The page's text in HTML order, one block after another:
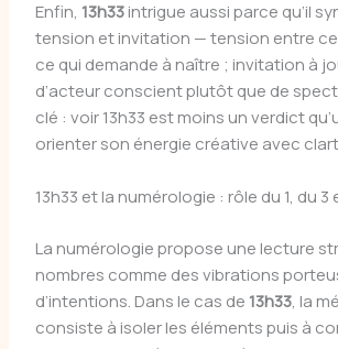
Enfin, 13h33intrigue aussi parce qu’il
tension et invitation — tension entre
ce qui demande à naître ; invitation à
d’acteur conscient plutôt que de
clé : voir 13h33 est moins un verdict
orienter son énergie créative avec
13h33 et la numérologie : rôle du 1, du 3
La numérologie propose une lecture
nombres comme des vibrations
d’intentions. Dans le cas de 13h33, la
consiste à isoler les éléments puis à